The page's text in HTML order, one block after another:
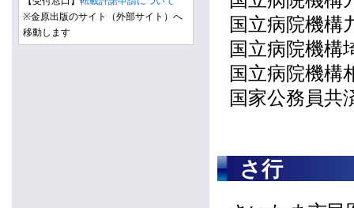
国立病院機構
国立病院機構
国立病院機構
国家公務員
さ行
※金原出版のサイト（外部サイト）へ
移動します